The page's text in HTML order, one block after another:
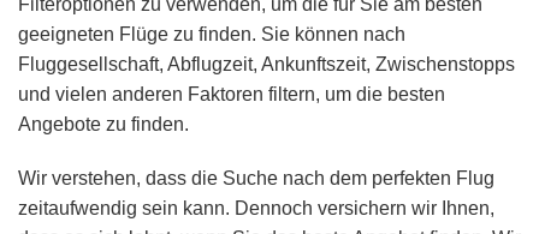
Filteroptionen zu verwenden, um die für Sie am besten
geeigneten Flüge zu finden. Sie können nach
Fluggesellschaft, Abflugzeit, Ankunftszeit, Zwischenstopps
und vielen anderen Faktoren filtern, um die besten
Angebote zu finden.
Wir verstehen, dass die Suche nach dem perfekten Flug
zeitaufwendig sein kann. Dennoch versichern wir Ihnen,